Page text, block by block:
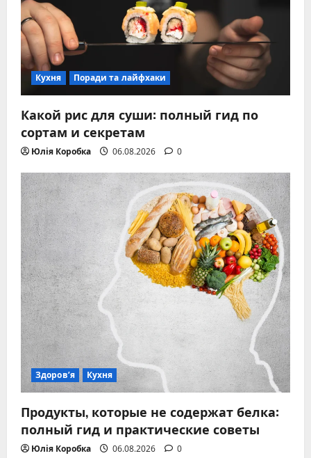
Кухня Поради та лайфхаки
Какой рис для суши: полный гид по
сортам и секретам
Юлія Коробка 06.08.2026 0
Здоров’я Кухня
Продукты, которые не содержат белка:
полный гид и практические советы
Юлія Коробка 06.08.2026 0